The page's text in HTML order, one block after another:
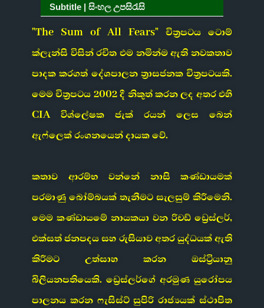
Subtitle | සිංහල උපසිරැසි
"The Sum of All Fears" චිත්‍රපටය ටොම්
ක්ලැන්සි විසින් රචිත එම නමින්ම ඇති නවකතාව
පාදක කරගත් දේශපාලන ත්‍රාසජනක චිත්‍රපටයකි.
මෙම චිත්‍රපටය 2002 දී නිකුත් කරන ලද අතර එහි
CIA විශ්ලේෂක ජැක් රයන් ලෙස බෙන්
ඇෆ්ලෙක් රංගනයෙන් දායක වේ.
කතාව ආරම්භ වන්නේ නාසි කණ්ඩායමක්
පරමාණු බෝම්බයක් තැනීමට සැලසුම් කිරීමෙනි.
මෙම කණ්ඩායමේ නායකයා වන රිචඩ් ඩ්‍රෙස්ලර්,
එක්සත් ජනපදය සහ රුසියාව අතර යුද්ධයක් ඇති
කිරීමට උත්සාහ කරන ඔස්ට්‍රියානු
බිලියනපතියෙකි. ඩ්‍රෙස්ලර්ගේ අරමුණ යුරෝපය
පාලනය කරන ෆැසිස්ට් සුපිරි රාජ්‍යයක් ස්ථාපිත